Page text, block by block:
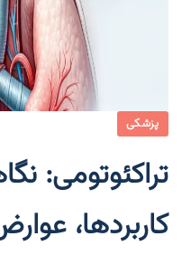
پزشکی
تراکئوتومی:
کاربردها،